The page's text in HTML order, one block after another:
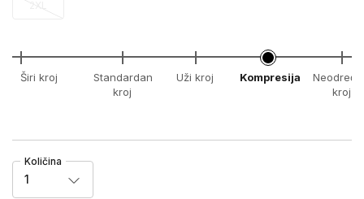
Širi kroj
Standardan
kroj
Uži kroj Kompresija
kroj
Količina
1